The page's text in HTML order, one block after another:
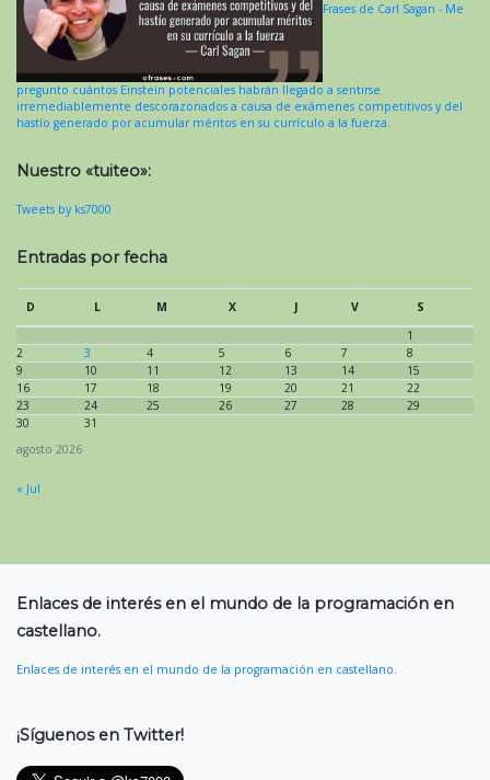
Frases de Carl Sagan - Me
pregunto cuántos Einstein potenciales habrán llegado a sentirse
irremediablemente descorazonados a causa de exámenes competitivos y del
hastío generado por acumular méritos en su currículo a la fuerza.
Nuestro «tuiteo»:
Tweets by ks7000
Entradas por fecha
agosto 2026
D L M X J V
S
1
2
3 4 5 6 7
8
9
10 11 12 13 14
15
16
17 18 19 20 21
22
23
24 25 26 27 28
29
30
31
« Jul
Enlaces de interés en el mundo de la programación en
castellano.
Enlaces de interés en el mundo de la programación en castellano.
¡Síguenos en Twitter!